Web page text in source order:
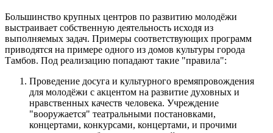
Большинство крупных центров по развитию молодёжи
выстраивает собственную деятельность исходя из
выполняемых задач. Примеры соответствующих программ
приводятся на примере одного из домов культуры города
Тамбов. Под реализацию попадают такие "правила":
Проведение досуга и культурного времяпровождения
для молодёжи с акцентом на развитие духовных и
нравственных качеств человека. Учреждение
"вооружается" театральными постановками,
концертами, конкурсами, концертами, и прочими